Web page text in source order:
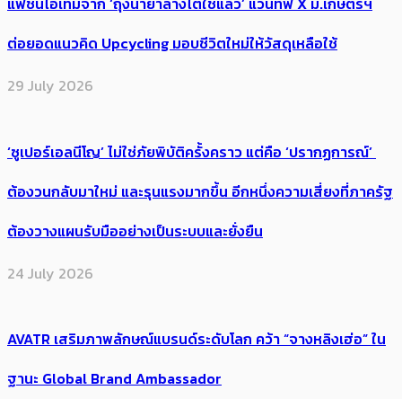
ต่อยอดแนวคิด Upcycling มอบชีวิตใหม่ให้วัสดุเหลือใช้
29 July 2026
‘ซูเปอร์เอลนีโญ’ ไม่ใช่ภัยพิบัติครั้งคราว แต่คือ ‘ปรากฏการณ์’ ​
ต้อง​วนกลับมาใหม่ และรุนแรงมากขึ้น อีกหนึ่งความเสี่ยงที่ภาครัฐ
ต้องวางแผนรับมืออย่างเป็นระบบและยั่งยืน
24 July 2026
AVATR เสริมภาพลักษณ์แบรนด์ระดับโลก คว้า “จางหลิงเฮ่อ” ใน
ฐานะ Global Brand Ambassador